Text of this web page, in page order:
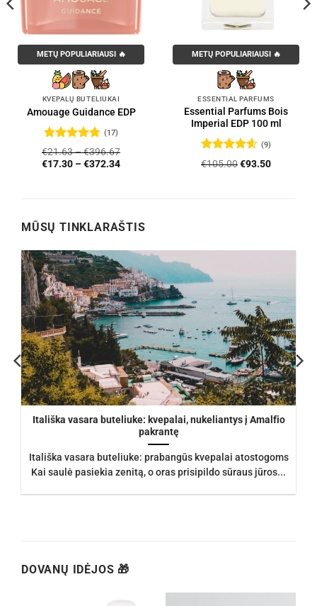
METŲ POPULIARIAUSI 🔥
KVEPALŲ BUTELIUKAI
Amouage Guidance EDP
Įvertinimas:
4.76iš 5
(17)
€21.63–€396.67
€17.30 –€372.34
METŲ POPULIARIAUSI 🔥
ESSENTIAL PARFUMS
Essential Parfums Bois
Imperial EDP 100 ml
Įvertinimas:
(9)
€105.00Original
€93.50Current
MŪSŲ TINKLARAŠTIS
Itališka vasara buteliuke: kvepalai, nukeliantys į Amalfio
pakrantę
Itališka vasara buteliuke: prabangūs kvepalai atostogoms
Kai saulė pasiekia zenitą, o oras prisipildo sūraus jūros...
DOVANŲ IDĖJOS 🎁